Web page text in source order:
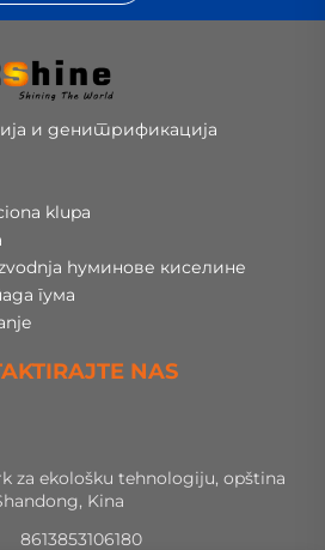
и денитрификација
klupa
hуминове киселине
гума
NAS
za ekološku tehnologiju, opština
Kina
8613853106180